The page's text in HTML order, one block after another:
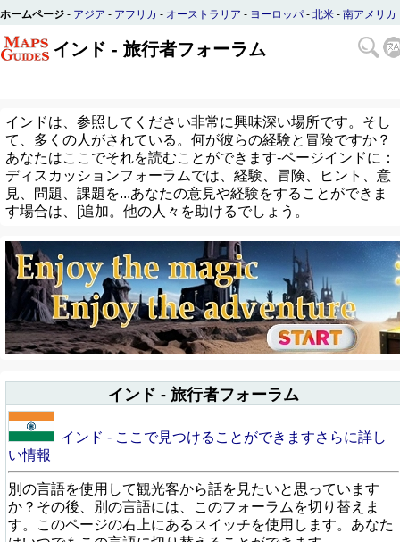
ホームページ - アジア - アフリカ - オーストラリア - ヨーロッパ - 北米 - 南アメリカ
インド - 旅行者フォーラム
インドは、参照してください非常に興味深い場所です。そし
て、多くの人がされている。何が彼らの経験と冒険ですか？
あなたはここでそれを読むことができます-ページインドに：
ディスカッションフォーラムでは、経験、冒険、ヒント、意
見、問題、課題を...あなたの意見や経験をすることができま
す場合は、[追加。他の人々を助けるでしょう。
インド - 旅行者フォーラム
インド - ここで見つけることができますさらに詳し
い情報
別の言語を使用して観光客から話を見たいと思っています
か？その後、別の言語には、このフォーラムを切り替えま
す。このページの右上にあるスイッチを使用します。あなた